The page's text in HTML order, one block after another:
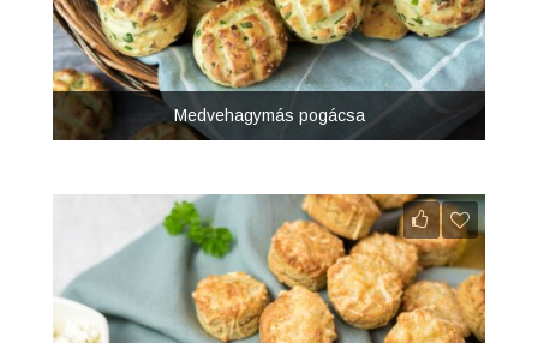
Medvehagymás pogácsa